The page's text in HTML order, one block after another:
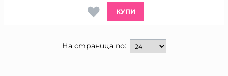
КУПИ
На страница по: